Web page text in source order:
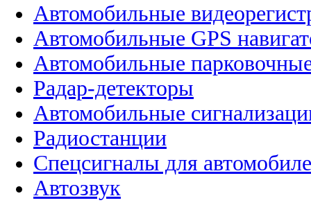
Автомобильные
Автомобильные GPS
Автомобильные
Радар-детекторы
Автомобильные
Радиостанции
Спецсигналы для
Автозвук